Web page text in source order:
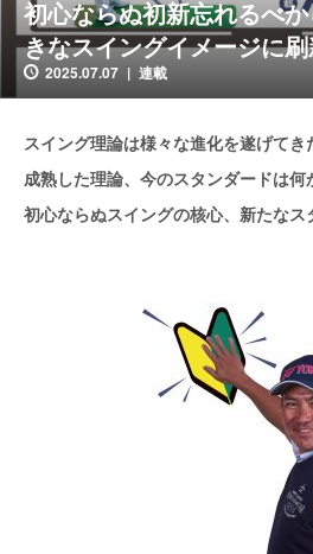
初心ならぬ初新忘れるべ
きなスイングイメージに
2025.07.07 連載
スイング理論は様々な進化を遂げてき
成熟した理論、今のスタンダードは何
初心ならぬスイングの核心、新たなス